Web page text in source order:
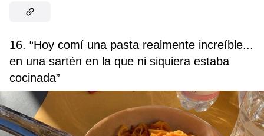
16. “Hoy comí una pasta realmente increíble...
en una sartén en la que ni siquiera estaba
cocinada”